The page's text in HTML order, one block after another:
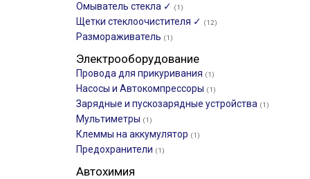
Омыватель стекла ✓ (1)
Щетки стеклоочистителя ✓ (12)
Размораживатель (1)
Электрооборудование
Провода для прикуривания (1)
Насосы и Автокомпрессоры (1)
Зарядные и пускозарядные устройства (1)
Мультиметры (1)
Клеммы на аккумулятор (1)
Предохранители (1)
Автохимия